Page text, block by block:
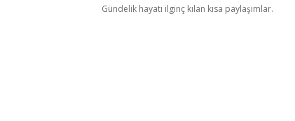
Gündelik hayatı ilginç kılan kısa paylaşımlar.